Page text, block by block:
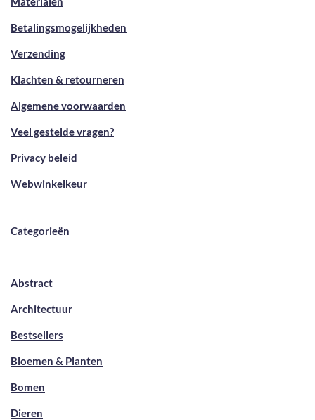
Betalingsmogelijkheden
Verzending
Klachten & retourneren
Algemene voorwaarden
Veel gestelde vragen?
Privacy beleid
Webwinkelkeur
Categorieën
Abstract
Architectuur
Bestsellers
Bloemen & Planten
Bomen
Dieren